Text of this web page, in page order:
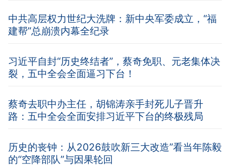
中共高层权力世纪大洗牌：新中央军委成立，“福
建帮”总崩溃内幕全纪录
习近平自封“历史终结者”，蔡奇免职、元老集体决
裂，五中全会全面逼习下台！
蔡奇去职中办主任，胡锦涛亲手封死儿子晋升
路：五中全会全面安排习近平下台的终极残局
历史的丧钟：从2026鼓吹新三大改造”看当年陈毅
的“空降部队”与因果轮回